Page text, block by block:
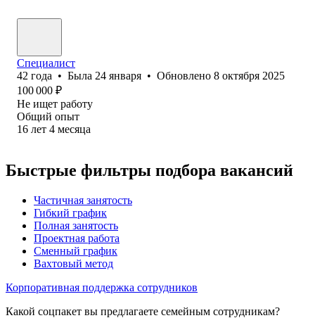
Специалист
42 года • Была 24 января • Обновлено 8 октября 2025
100 000 ₽
Не ищет работу
Общий опыт
16 лет 4 месяца
Быстрые фильтры подбора вакансий
Частичная занятость
Гибкий график
Полная занятость
Проектная работа
Сменный график
Вахтовый метод
Корпоративная поддержка сотрудников
Какой соцпакет вы предлагаете семейным сотрудникам?